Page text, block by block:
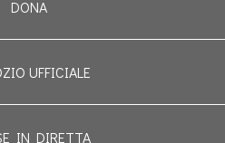
DONA
UFFICIALE
IN DIRETTA